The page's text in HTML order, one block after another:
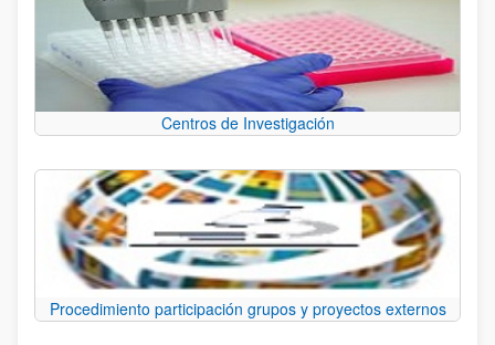
Centros de Investigación
Procedimiento participación grupos y proyectos externos